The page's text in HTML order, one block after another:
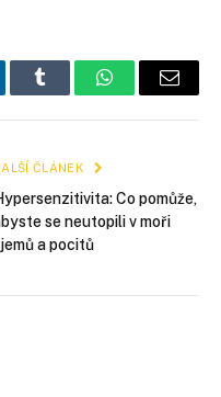
Tumblr WhatsApp
E-
ČLÁNEK
Co pomůže,
se neutopili v moři
a pocitů